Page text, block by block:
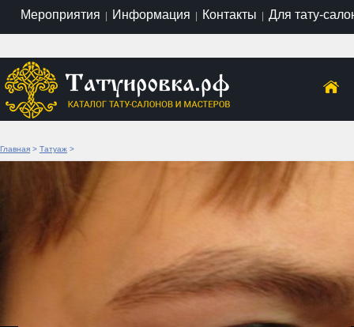
Мероприятия | Информация | Контакты | Для тату-
Главная > Татуаж >